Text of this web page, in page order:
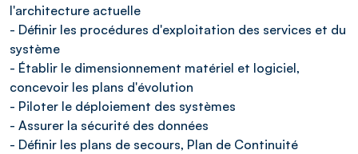
l'architecture actuelle
- Définir les procédures d'exploitation des services et du
système
- Établir le dimensionnement matériel et logiciel,
concevoir les plans d'évolution
- Piloter le déploiement des systèmes
- Assurer la sécurité des données
- Définir les plans de secours, Plan de Continuité